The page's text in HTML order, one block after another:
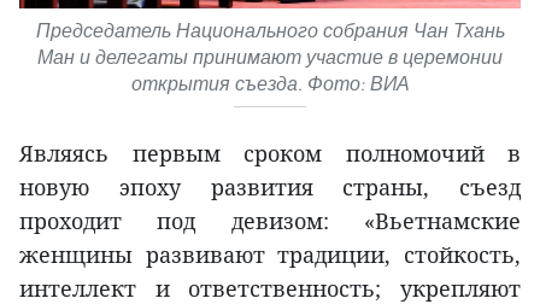
Председатель Национального собрания Чан Тхань
Ман и делегаты принимают участие в церемонии
открытия съезда. Фото: ВИА
Являясь первым сроком полномочий в
новую эпоху развития страны, съезд
проходит под девизом: «Вьетнамские
женщины развивают традиции, стойкость,
интеллект и ответственность; укрепляют